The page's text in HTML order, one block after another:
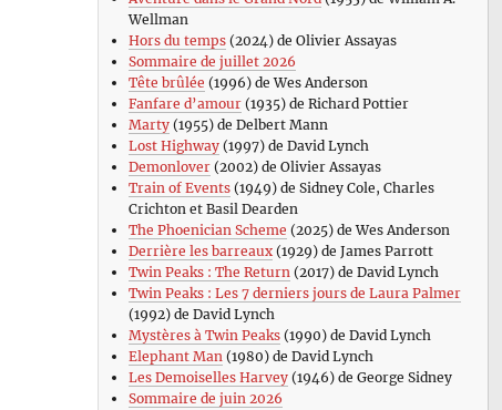
Wellman
Hors du temps(2024) de Olivier Assayas
Sommaire de juillet 2026
Tête brûlée (1996) de Wes Anderson
Fanfare d’amour(1935) de Richard Pottier
Marty(1955) de Delbert Mann
Lost Highway(1997) de David Lynch
Demonlover(2002) de Olivier Assayas
Train of Events(1949) de Sidney Cole, Charles
Crichton et Basil Dearden
The Phoenician Scheme (2025) de Wes Anderson
Derrière les barreaux(1929) de James Parrott
Twin Peaks : The Return(2017) de David Lynch
Twin Peaks : Les 7 derniers jours de Laura Palmer
(1992) de David Lynch
Mystères à Twin Peaks(1990) de David Lynch
Elephant Man(1980) de David Lynch
Les Demoiselles Harvey(1946) de George Sidney
Sommaire de juin 2026